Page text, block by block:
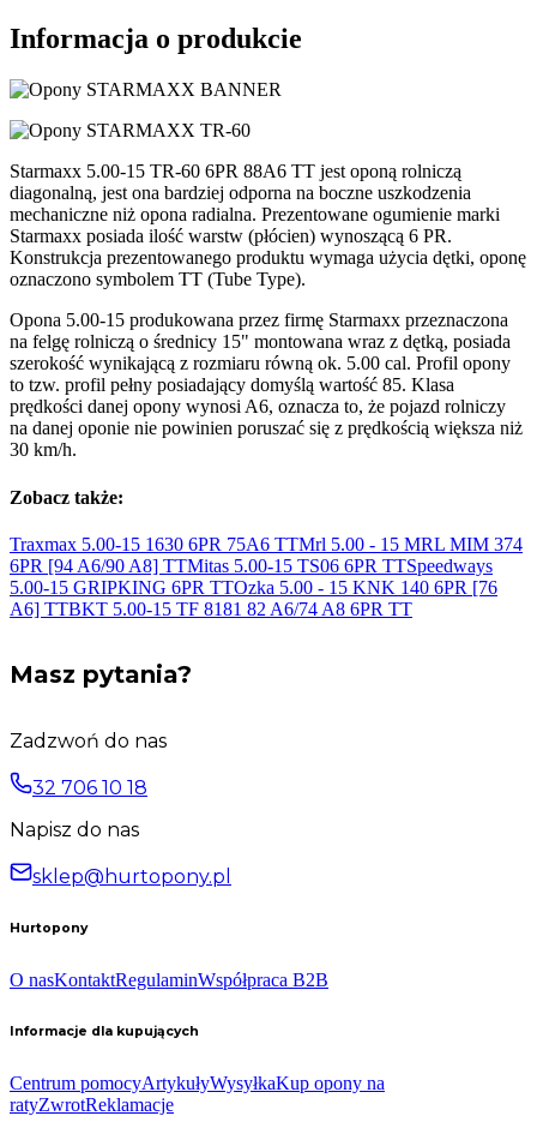
Informacja o produkcie
Starmaxx 5.00-15 TR-60 6PR 88A6 TT jest oponą rolniczą
diagonalną, jest ona bardziej odporna na boczne uszkodzenia
mechaniczne niż opona radialna. Prezentowane ogumienie marki
Starmaxx posiada ilość warstw (płócien) wynoszącą 6 PR.
Konstrukcja prezentowanego produktu wymaga użycia dętki, oponę
oznaczono symbolem TT (Tube Type).
Opona 5.00-15 produkowana przez firmę Starmaxx przeznaczona
na felgę rolniczą o średnicy 15" montowana wraz z dętką, posiada
szerokość wynikającą z rozmiaru równą ok. 5.00 cal. Profil opony
to tzw. profil pełny posiadający domyślą wartość 85. Klasa
prędkości danej opony wynosi A6, oznacza to, że pojazd rolniczy
na danej oponie nie powinien poruszać się z prędkością większa niż
30 km/h.
Zobacz także:
Traxmax 5.00-15 1630 6PR 75A6 TTMrl 5.00 - 15 MRL MIM 374
6PR [94 A6/90 A8] TTMitas 5.00-15 TS06 6PR TTSpeedways
5.00-15 GRIPKING 6PR TTOzka 5.00 - 15 KNK 140 6PR [76
A6] TTBKT 5.00-15 TF 8181 82 A6/74 A8 6PR TT
Masz pytania?
Zadzwoń do nas
32 706 10 18
Napisz do nas
sklep@hurtopony.pl
Hurtopony
O nasKontaktRegulaminWspółpraca B2B
Informacje dla kupujących
Centrum pomocyArtykułyWysyłkaKup opony na
ratyZwrotReklamacje